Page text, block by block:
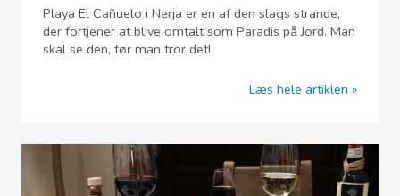
Playa El Cañuelo i Nerja er en af den slags strande,
der fortjener at blive omtalt som Paradis på Jord. Man
skal se den, før man tror det!
Læs hele artiklen